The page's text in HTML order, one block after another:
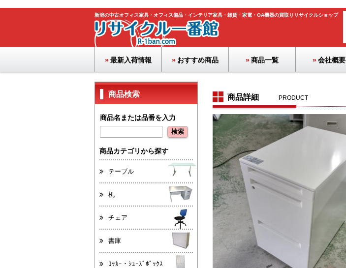
新潟の中古オフィス家具・オフィス備品・インテリア家具・雑貨・家電・OA機器の買取りリサイクルショップ
最新入荷情報 おすすめ商品 商品一覧 会社概要
商品検索
商品名または品番を入力
商品カテゴリから探す
テーブル
机
チェア
書庫
ﾛｯｶｰ・ｼｭｰｽﾞﾎﾞｯｸｽ
商品詳細 PRODUCT